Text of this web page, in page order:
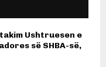
Ushtruesen e
së SHBA-së,